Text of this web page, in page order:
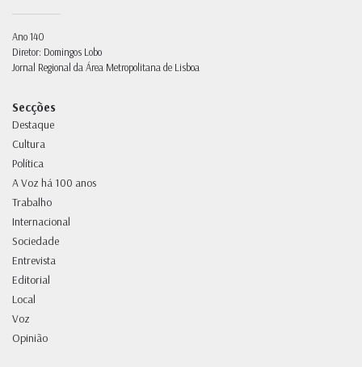
Ano 140
Diretor: Domingos Lobo
Jornal Regional da Área Metropolitana de Lisboa
Secções
Destaque
Cultura
Política
A Voz há 100 anos
Trabalho
Internacional
Sociedade
Entrevista
Editorial
Local
Voz
Opinião